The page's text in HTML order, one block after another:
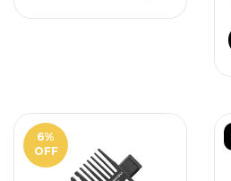
6%
OFF